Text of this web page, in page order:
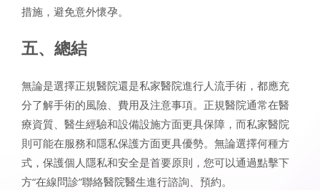
措施，避免意外懷孕。
五、總結
無論是選擇正規醫院還是私家醫院進行人流手術，都應充
分了解手術的風險、費用及注意事項。正規醫院通常在醫
療資質、醫生經驗和設備設施方面更具保障，而私家醫院
則可能在服務和隱私保護方面更具優勢。無論選擇何種方
式，保護個人隱私和安全是首要原則，您可以通過點擊下
方“在線問診”聯絡醫院醫生進行諮詢、預約。